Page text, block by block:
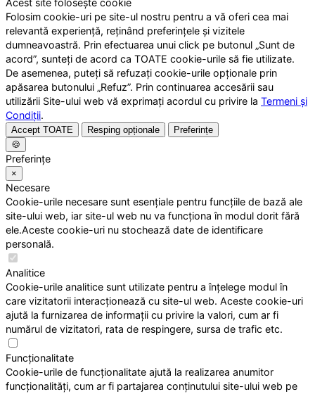
Acest site folosește cookie
Folosim cookie-uri pe site-ul nostru pentru a vă oferi cea mai
relevantă experiență, reținând preferințele și vizitele
dumneavoastră. Prin efectuarea unui click pe butonul „Sunt de
acord”, sunteți de acord ca TOATE cookie-urile să fie utilizate.
De asemenea, puteți să refuzați cookie-urile opționale prin
apăsarea butonului „Refuz”. Prin continuarea accesării sau
utilizării Site-ului web vă exprimați acordul cu privire la Termeni și
Condiții.
Accept TOATE Resping opționale
Preferințe
🍪
Preferințe
×
Necesare
Cookie-urile necesare sunt esențiale pentru funcțiile de bază ale
site-ului web, iar site-ul web nu va funcționa în modul dorit fără
ele.Aceste cookie-uri nu stochează date de identificare
personală.
Analitice
Cookie-urile analitice sunt utilizate pentru a înțelege modul în
care vizitatorii interacționează cu site-ul web. Aceste cookie-uri
ajută la furnizarea de informații cu privire la valori, cum ar fi
numărul de vizitatori, rata de respingere, sursa de trafic etc.
Funcționalitate
Cookie-urile de funcționalitate ajută la realizarea anumitor
funcționalități, cum ar fi partajarea conținutului site-ului web pe